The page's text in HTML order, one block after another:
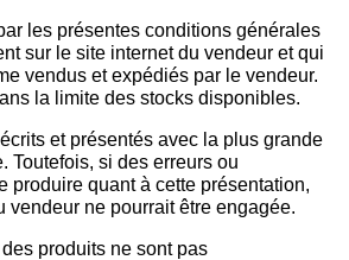
les présentes conditions générales
sur le site internet du vendeur et qui
vendus et expédiés par le vendeur.
la limite des stocks disponibles.
et présentés avec la plus grande
Toutefois, si des erreurs ou
produire quant à cette présentation,
vendeur ne pourrait être engagée.
produits ne sont pas